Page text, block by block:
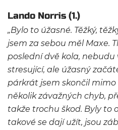
Lando Norris (1.)
„Bylo to úžasné. Těžký,
jsem za sebou měl Maxe.
poslední dvě kola,
stresující, ale úžasný
párkrát jsem skončil
několik závažných chyb,
takže trochu škod. Byly to
takové se dají užít, jsou